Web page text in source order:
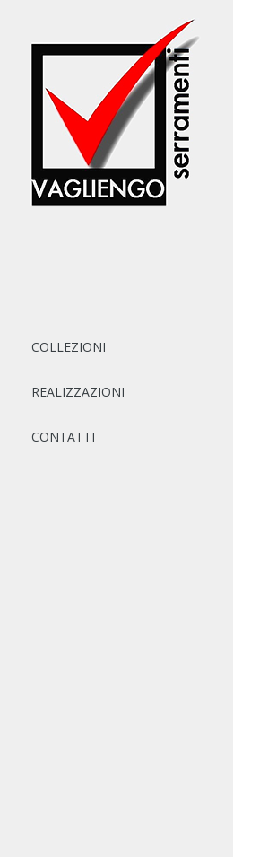
COLLEZIONI
REALIZZAZIONI
CONTATTI